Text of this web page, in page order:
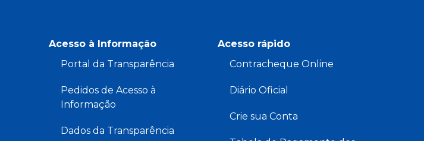
Acesso à Informação
Portal da Transparência
Pedidos de Acesso à
Informação
Dados da Transparência
Acesso rápido
Contracheque Online
Diário Oficial
Crie sua Conta